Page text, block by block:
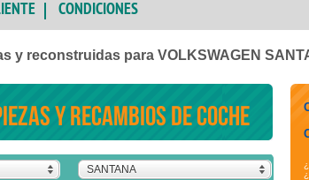
CONDICIONES
y reconstruidas para VOLKSWAGEN
y recambios de coche
SANTANA